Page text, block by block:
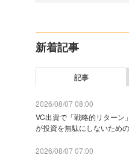
新着記事
記事
2026/08/07 08:00
VC出資で「戦略的リターン
が投資を無駄にしないため
2026/08/07 07:00